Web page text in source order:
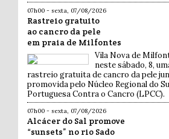
07h00 - sexta, 07/08/2026
Rastreio gratuito
ao cancro da pele
em praia de Milfontes
Vila Nova de
neste sábado, 8,
rastreio gratuita de cancro da pele
promovida pelo Núcleo Regional do
Portuguesa Contra o Cancro (LPCC).
07h00 - sexta, 07/08/2026
Alcácer do Sal promove
“sunsets” no rio Sado